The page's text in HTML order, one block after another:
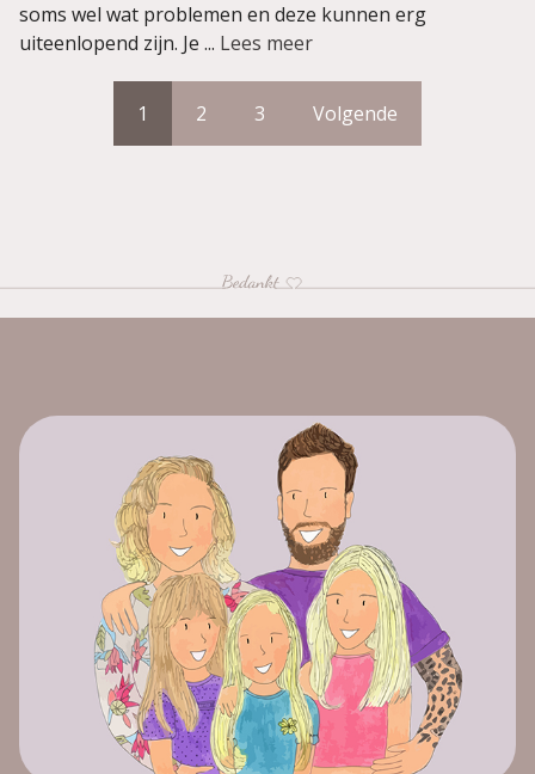
soms wel wat problemen en deze kunnen erg
uiteenlopend zijn. Je ... Lees meer
1 2 3 Volgende